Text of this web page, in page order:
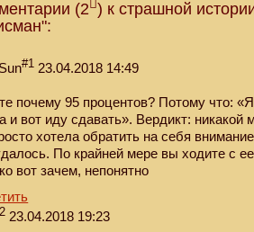
(2 ) к страшной
#1 23.04.2018 14:49
почему 95 процентов? Потому что:
и вот иду сдавать». Вердикт: никакой
хотела обратить на себя
По крайней мере вы ходите с
вот зачем, непонятно
23.04.2018 19:23